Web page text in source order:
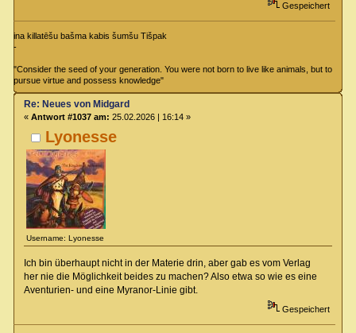
Gespeichert
ina killatēšu bašma kabis šumšu Tišpak
-
"Consider the seed of your generation. You were not born to live like animals, but to
pursue virtue and possess knowledge"
Lyonesse
Username: Lyonesse
Re: Neues von Midgard
« Antwort #1037 am: 25.02.2026 | 16:14 »
Ich bin überhaupt nicht in der Materie drin, aber gab es vom Verlag
her nie die Möglichkeit beides zu machen? Also etwa so wie es eine
Aventurien- und eine Myranor-Linie gibt.
Gespeichert